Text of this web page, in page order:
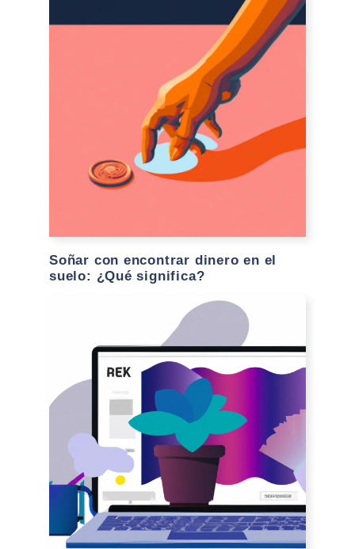
Soñar con encontrar dinero en el
suelo: ¿Qué significa?